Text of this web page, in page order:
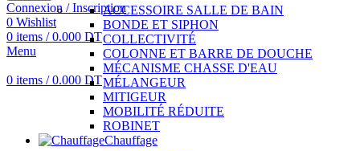
Connexion / Inscription
0 Wishlist
0 items / 0.000 DT
Menu
0 items / 0.000 DT
ACCESSOIRE SALLE DE BAIN
BONDE ET SIPHON
COLLECTIVITÉ
COLONNE ET BARRE DE DOUCHE
MÉCANISME CHASSE D'EAU
MÉLANGEUR
MITIGEUR
MOBILITÉ RÉDUITE
ROBINET
Chauffage